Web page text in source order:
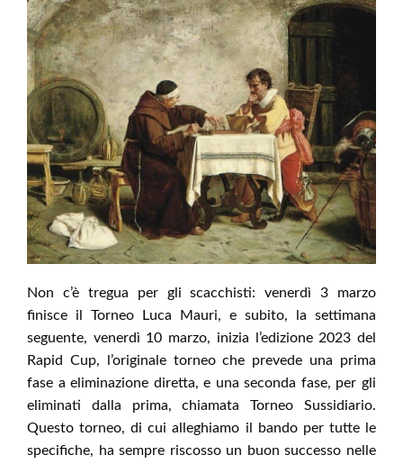
Non c’è tregua per gli scacchisti: venerdì 3 marzo
finisce il Torneo Luca Mauri, e subito, la settimana
seguente, venerdì 10 marzo, inizia l’edizione 2023 del
Rapid Cup, l’originale torneo che prevede una prima
fase a eliminazione diretta, e una seconda fase, per gli
eliminati dalla prima, chiamata Torneo Sussidiario.
Questo torneo, di cui alleghiamo il bando per tutte le
specifiche, ha sempre riscosso un buon successo nelle